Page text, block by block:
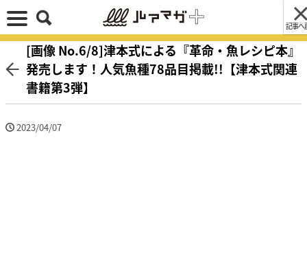
記事へ
[画像 No.6/8]津本式による『革命・魚レシピ本』
発売します！人気魚種78品目掲載!!【津本式関連
書籍第3弾】
2023/04/07